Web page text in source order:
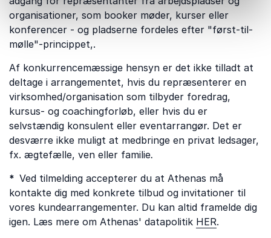
organisationer, som booker møder, kurser eller
konferencer - og pladserne fordeles efter "først-til-
mølle"-princippet,.
Af konkurrencemæssige hensyn er det ikke tilladt at
deltage i arrangementet, hvis du repræsenterer en
virksomhed/organisation som tilbyder foredrag,
kursus- og coachingforløb, eller hvis du er
selvstændig konsulent eller eventarrangør. Det er
desværre ikke muligt at medbringe en privat ledsager,
fx. ægtefælle, ven eller familie.
* Ved tilmelding accepterer du at Athenas må
kontakte dig med konkrete tilbud og invitationer til
vores kundearrangementer. Du kan altid framelde dig
igen. Læs mere om Athenas' datapolitik HER.